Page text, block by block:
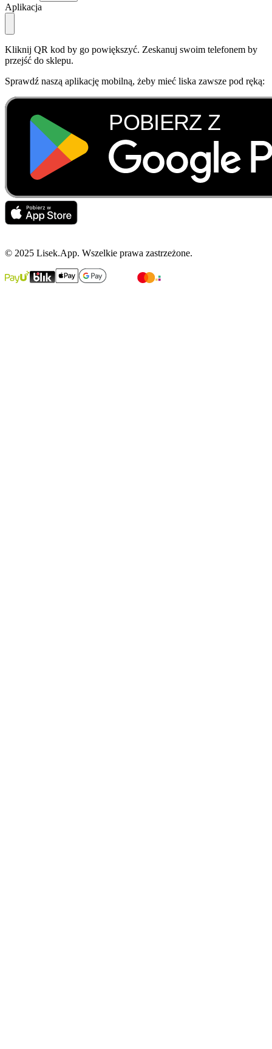
Aplikacja
Kliknij QR kod by go powiększyć. Zeskanuj swoim telefonem by
przejść do sklepu.
Sprawdź naszą aplikację mobilną, żeby mieć liska zawsze pod ręką:
© 2025 Lisek.App. Wszelkie prawa zastrzeżone.